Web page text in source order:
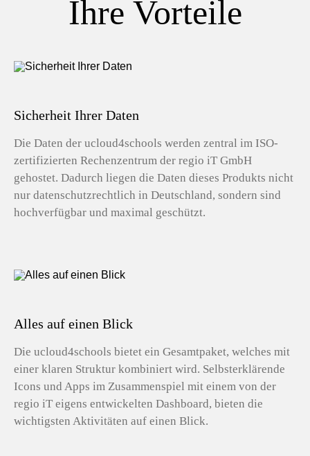
Ihre Vorteile
Sicherheit Ihrer Daten
Die Daten der ucloud4schools werden zentral im ISO-
zertifizierten Rechenzentrum der regio iT GmbH
gehostet. Dadurch liegen die Daten dieses Produkts nicht
nur datenschutzrechtlich in Deutschland, sondern sind
hochverfügbar und maximal geschützt.
Alles auf einen Blick
Die ucloud4schools bietet ein Gesamtpaket, welches mit
einer klaren Struktur kombiniert wird. Selbsterklärende
Icons und Apps im Zusammenspiel mit einem von der
regio iT eigens entwickelten Dashboard, bieten die
wichtigsten Aktivitäten auf einen Blick.